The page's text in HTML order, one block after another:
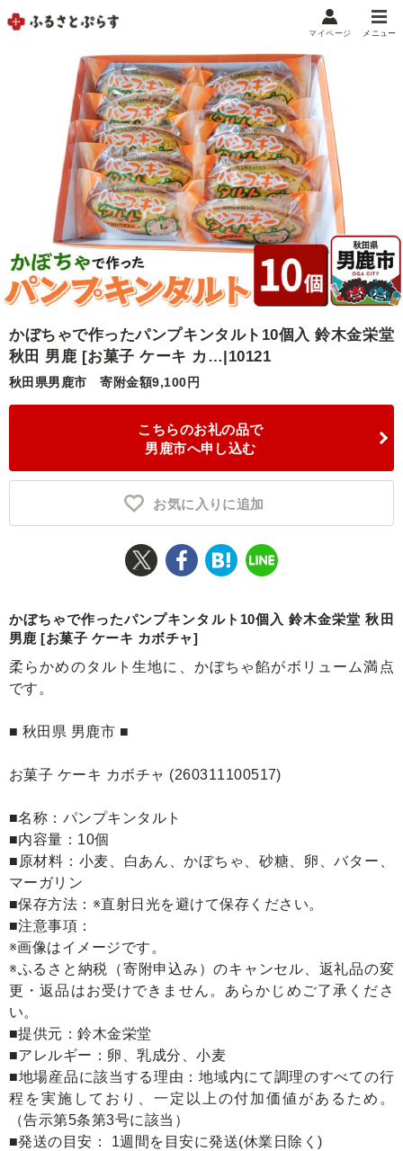
メニュー
マイメニュー
マイページ
お気に入り 閲覧履歴
お礼の品から探す
お礼の品をカテゴリや金額で絞り込み
自治体から探す
ランキング
特集・おすすめ
控除額シミュレータ Q&A
マイページ
かぼちゃで作ったパンプキンタルト10個入 鈴木金栄堂
秋田 男鹿 [お菓子 ケーキ カ…|10121
秋田県男鹿市 寄附金額9,100円
こちらのお礼の品で
男鹿市へ申し込む
お気に入りに追加
かぼちゃで作ったパンプキンタルト10個入 鈴木金栄堂 秋田
男鹿 [お菓子 ケーキ カボチャ]
柔らかめのタルト生地に、かぼちゃ餡がボリューム満点
です。
■ 秋田県 男鹿市 ■
お菓子 ケーキ カボチャ (260311100517)
■名称：パンプキンタルト
■内容量：10個
■原材料：小麦、白あん、かぼちゃ、砂糖、卵、バター、
マーガリン
■保存方法：※直射日光を避けて保存ください。
■注意事項：
※画像はイメージです。
※ふるさと納税（寄附申込み）のキャンセル、返礼品の変
更・返品はお受けできません。あらかじめご了承くださ
い。
■提供元：鈴木金栄堂
■アレルギー：卵、乳成分、小麦
■地場産品に該当する理由：地域内にて調理のすべての行
程を実施しており、一定以上の付加価値があるため。
（告示第5条第3号に該当）
■発送の目安： 1週間を目安に発送(休業日除く)